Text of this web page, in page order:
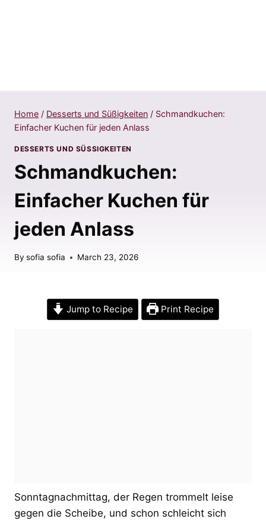
Home / Desserts und Süßigkeiten / Schmandkuchen:
Einfacher Kuchen für jeden Anlass
DESSERTS UND SÜSSIGKEITEN
Schmandkuchen:
Einfacher Kuchen für
jeden Anlass
By sofia sofia March 23, 2026
Jump to Recipe Print Recipe
Sonntagnachmittag, der Regen trommelt leise
gegen die Scheibe, und schon schleicht sich